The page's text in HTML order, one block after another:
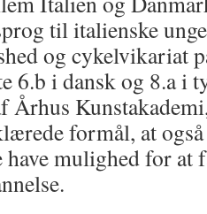
til italienske
og cykelvikariat
6.b i dansk og 8.a i
Århus
formål, at
mulighed for at